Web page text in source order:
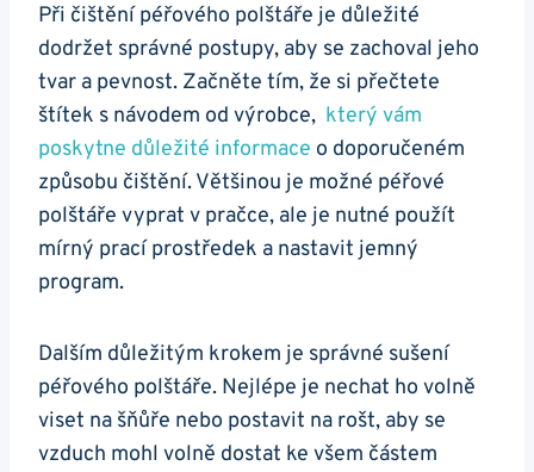
Při ‍čištění péřového ⁤polštáře je důležité
dodržet správné postupy, aby se zachoval jeho
tvar a pevnost. Začněte ⁤tím,⁤ že‍ si‍ přečtete
štítek s‌ návodem od výrobce, ⁤ který vám​
poskytne ⁢důležité informace o doporučeném
⁤způsobu čištění. Většinou​ je⁤ možné péřové⁢
polštáře vyprat v pračce, ale je nutné​ použít
mírný prací prostředek⁣ a ‌nastavit jemný
program.
Dalším důležitým krokem je ‍správné sušení
péřového ⁢polštáře. Nejlépe⁣ je nechat ho volně
viset ‌na ‍šňůře nebo postavit na rošt, aby‌ se
vzduch⁢ mohl volně⁤ dostat ⁢ke ‍všem částem